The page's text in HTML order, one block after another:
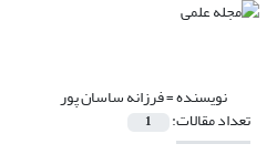
نویسنده =فرزانه ساسان پور
تعداد مقالات: 1